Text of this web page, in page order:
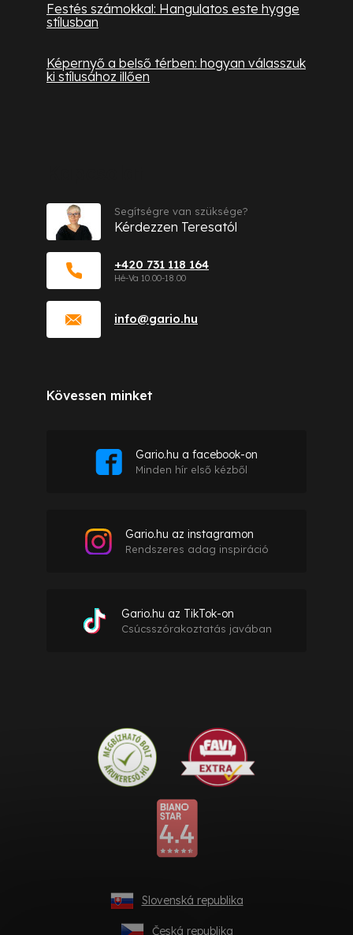
Festés számokkal: Hangulatos este hygge
stílusban
Képernyő a belső térben: hogyan válasszuk
ki stílusához illően
info@gario.hu
+420 731 118 164
Segítségre van szüksége?
Kérdezzen Teresatól
Kövessen minket
Gario.hu a facebook-on
Minden hír első kézből
Gario.hu az instagramon
Rendszeres adag inspiráció
Gario.hu az TikTok-on
Csúcsszórakoztatás javában
Slovenská republika
Česká republika